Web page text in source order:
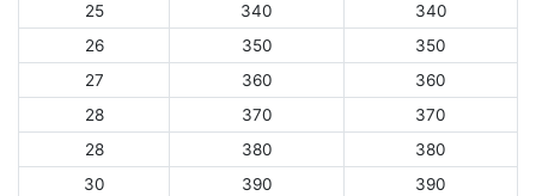
25
340
340
26
350
350
27
360
360
28
370
370
28
380
380
30
390
390